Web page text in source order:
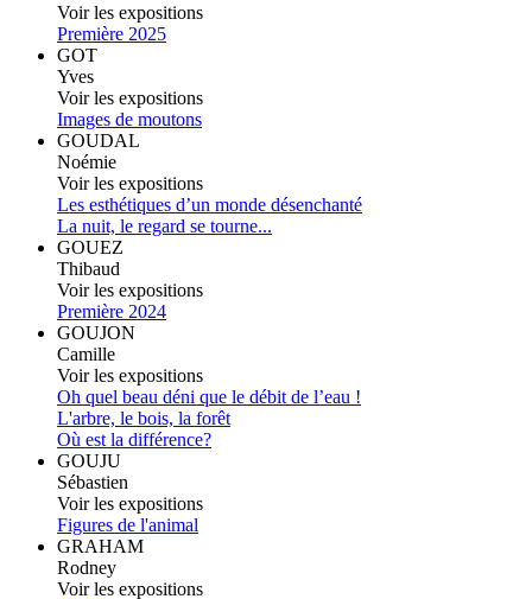
Voir les expositions
Première 2025
GOT
Yves
Voir les expositions
Images de moutons
GOUDAL
Noémie
Voir les expositions
Les esthétiques d’un monde désenchanté
La nuit, le regard se tourne...
GOUEZ
Thibaud
Voir les expositions
Première 2024
GOUJON
Camille
Voir les expositions
Oh quel beau déni que le débit de l’eau !
L'arbre, le bois, la forêt
Où est la différence?
GOUJU
Sébastien
Voir les expositions
Figures de l'animal
GRAHAM
Rodney
Voir les expositions